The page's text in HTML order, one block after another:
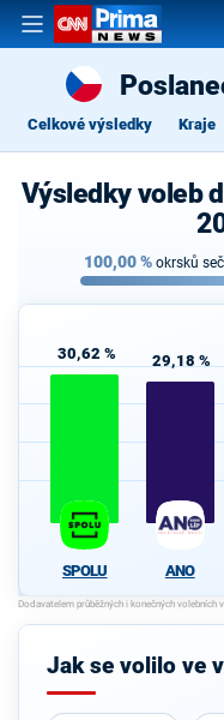
Celkové výsledky Kraje
Výsledky voleb
100,00% okrsků
30,62 %
SPOLU
29,18 %
ANO
Jak se volilo ve